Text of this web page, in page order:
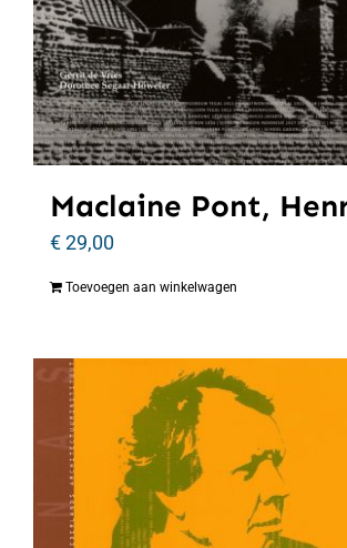
Maclaine Pont,
€29,00
Toevoegen aan winkelwagen